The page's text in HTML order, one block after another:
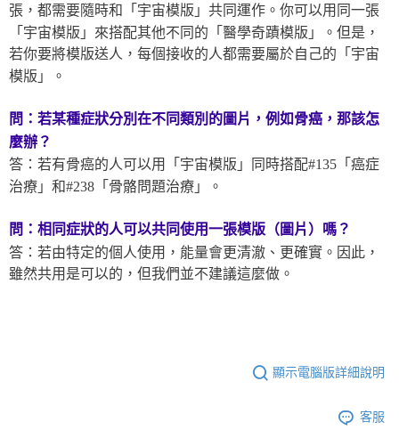
張，都需要隨時和「宇宙模版」共同運作。你可以用同一張
「宇宙模版」來搭配其他不同的「醫學奇蹟模版」。但是，
若你要將模版送人，每個接收的人都需要屬於自己的「宇宙
模版」。
問：若某種症狀分別在不同類別的圖片，例如骨癌，那該怎
麼辦？
答：若有骨癌的人可以用「宇宙模版」同時搭配#135「癌症
治療」和#238「骨骼問題治療」。
問：相同症狀的人可以共同使用一張模版（圖片）嗎？
答：若由特定的個人使用，能量會更清澈、更確實。因此，
雖然共用是可以的，但我們並不建議這麼做。
顯示電腦版詳細說明
客服